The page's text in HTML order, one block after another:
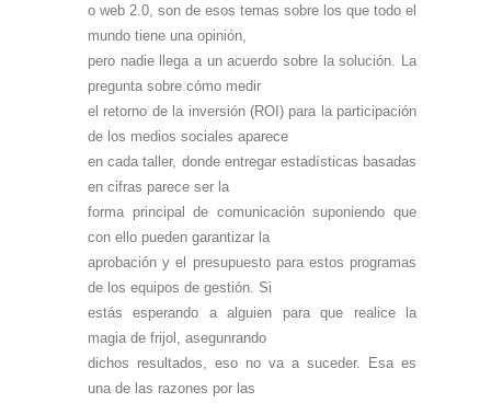
o web 2.0, son de esos temas sobre los que todo el
mundo tiene una opinión,
pero nadie llega a un acuerdo sobre la solución. La
pregunta sobre cómo medir
el retorno de la inversión (ROI) para la participación
de los medios sociales aparece
en cada taller, donde entregar estadísticas basadas
en cifras parece ser la
forma principal de comunicación suponiendo que
con ello pueden garantizar la
aprobación y el presupuesto para estos programas
de los equipos de gestión. Si
estás esperando a alguien para que realice la
magia de frijol, asegunrando
dichos resultados, eso no va a suceder. Esa es
una de las razones por las